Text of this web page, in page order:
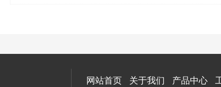
网站首页 关于我们 产品中心